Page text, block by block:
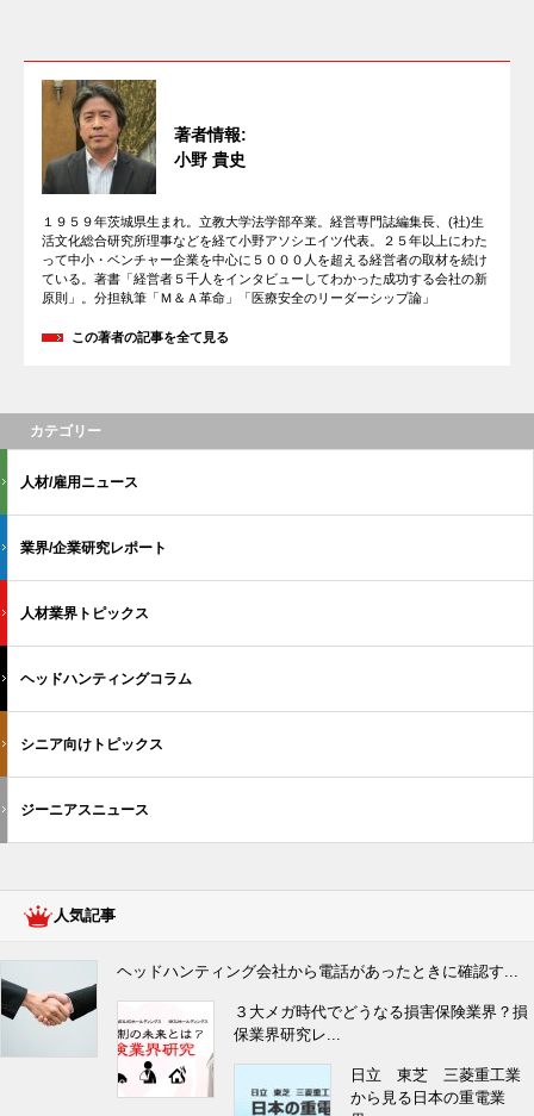
著者情報:
小野 貴史
１９５９年茨城県生まれ。立教大学法学部卒業。経営専門誌編集長、(社)生
活文化総合研究所理事などを経て小野アソシエイツ代表。２５年以上にわた
って中小・ベンチャー企業を中心に５０００人を超える経営者の取材を続け
ている。著書「経営者５千人をインタビューしてわかった成功する会社の新
原則」。分担執筆「Ｍ＆Ａ革命」「医療安全のリーダーシップ論」
この著者の記事を全て見る
カテゴリー
人材/雇用ニュース
業界/企業研究レポート
人材業界トピックス
ヘッドハンティングコラム
シニア向けトピックス
ジーニアスニュース
人気記事
ヘッドハンティング会社から電話があったときに確認す...
３大メガ時代でどうなる損害保険業界？損
保業界研究レ...
日立 東芝 三菱重工業
から見る日本の重電業